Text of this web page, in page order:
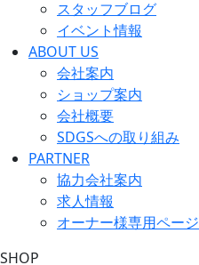
スタッフブログ
イベント情報
ABOUT US
会社案内
ショップ案内
会社概要
SDGSへの取り組み
PARTNER
協力会社案内
求人情報
オーナー様専用ページ
SHOP